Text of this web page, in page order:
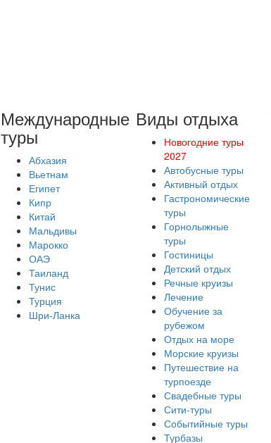
Международные
туры
Абхазия
Вьетнам
Египет
Кипр
Китай
Мальдивы
Марокко
ОАЭ
Таиланд
Тунис
Турция
Шри-Ланка
Виды отдыха
Новогодние туры
2027
Автобусные туры
Активный отдых
Гастрономические
туры
Горнолыжные
туры
Гостиницы
Детский отдых
Речные круизы
Лечение
Обучение за
рубежом
Отдых на море
Морские круизы
Путешествие на
турпоезде
Свадебные туры
Сити-туры
Событийные туры
Турбазы